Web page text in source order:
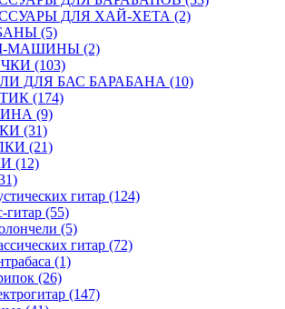
ДЛЯ ХАЙ-ХЕТА (2)
(5)
МАШИНЫ (2)
(103)
ДЛЯ БАС БАРАБАНА (10)
(174)
(9)
(31)
(21)
(12)
гитар (124)
гитар (55)
(5)
гитар (72)
(1)
(26)
(147)